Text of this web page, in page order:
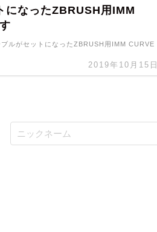
になったZBRUSH用IMM
2019年10月15日
ルがセットになったZBRUSH用IMM CURVE